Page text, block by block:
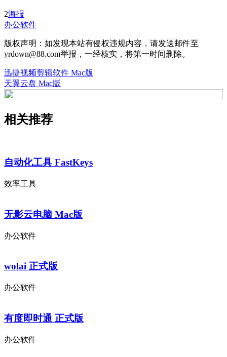
2海报
办公软件
版权声明：如发现本站有侵权违规内容，请发送邮件至
yrdown@88.com举报，一经核实，将第一时间删除。
迅捷视频剪辑软件 Mac版
天翼云盘 Mac版
相关推荐
自动化工具 FastKeys
效率工具
无影云电脑 Mac版
办公软件
wolai 正式版
办公软件
有度即时通 正式版
办公软件